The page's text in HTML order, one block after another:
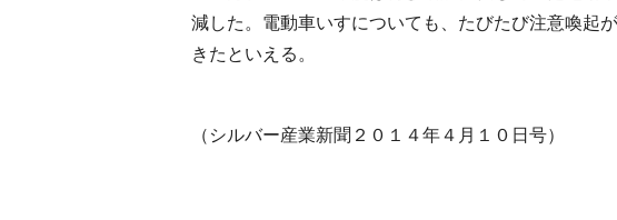
減した。電動車いすについても、たびたび注意喚起
きたといえる。
（シルバー産業新聞２０１４年４月１０日号）